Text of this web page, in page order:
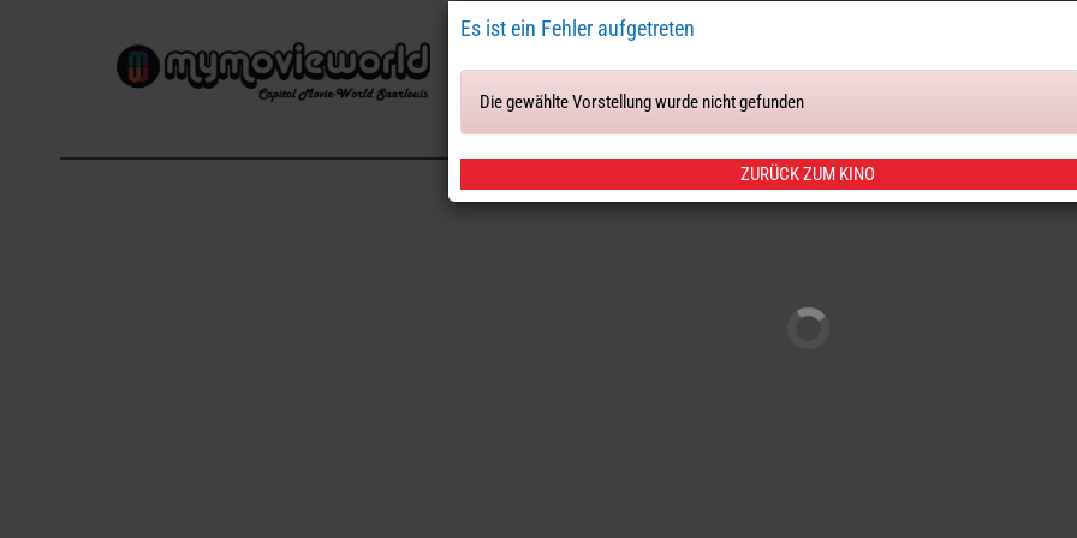
Tickets & Sitze
Es ist ein Fehler aufgetreten
Die gewählte Vorstellung wurde nicht gefunden
ZURÜCK ZUM KINO